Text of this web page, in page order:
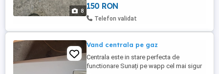
8 150 RON
Telefon validat
Vand centrala pe gaz
Centrala este in stare perfecta de
functionare Sunați pe wapp cel mai sigur